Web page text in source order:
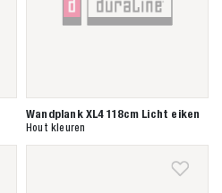
Wandplank XL4 118cm Licht eiken
Hout kleuren